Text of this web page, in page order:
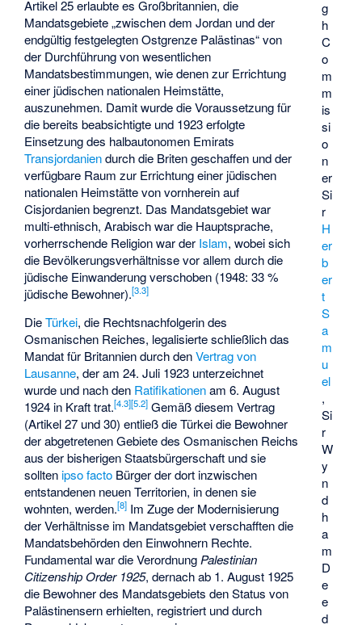
g
h
C
o
m
m
is
si
o
n
er
Si
r
H
er
b
er
t
S
a
m
u
el
,
Si
r
W
y
n
d
h
a
m
D
e
e
d
Artikel 25 erlaubte es Großbritannien, die
Mandatsgebiete „zwischen dem Jordan und der
endgültig festgelegten Ostgrenze Palästinas“ von
der Durchführung von wesentlichen
Mandatsbestimmungen, wie denen zur Errichtung
einer jüdischen nationalen Heimstätte,
auszunehmen. Damit wurde die Voraussetzung für
die bereits beabsichtigte und 1923 erfolgte
Einsetzung des halbautonomen Emirats
Transjordaniendurch die Briten geschaffen und der
verfügbare Raum zur Errichtung einer jüdischen
nationalen Heimstätte von vornherein auf
Cisjordanienbegrenzt. Das Mandatsgebiet war
multi-ethnisch, Arabisch war die Hauptsprache,
vorherrschende Religion war der Islam, wobei sich
die Bevölkerungsverhältnisse vor allem durch die
jüdische Einwanderung verschoben (1948: 33 %
jüdische Bewohner).[3.3]
DieTürkei, die Rechtsnachfolgerin des
Osmanischen Reiches, legalisierte schließlich das
Mandat für Britannien durch denVertrag von
Lausanne, der am 24. Juli 1923 unterzeichnet
wurde und nach den Ratifikationenam 6. August
1924 in Kraft trat.[4.3][5.2] Gemäß diesem Vertrag
(Artikel 27 und 30) entließ die Türkei die Bewohner
der abgetretenen Gebiete des Osmanischen Reichs
aus der bisherigen Staatsbürgerschaft und sie
sollten ipso facto Bürger der dort inzwischen
entstandenen neuen Territorien, in denen sie
wohnten, werden.[8] Im Zuge der Modernisierung
der Verhältnisse im Mandatsgebiet verschafften die
Mandatsbehörden den Einwohnern Rechte.
Fundamental war die Verordnung Palestinian
Citizenship Order 1925, dernach ab 1. August 1925
die Bewohner des Mandatsgebiets den Status von
Palästinensern erhielten, registriert und durch